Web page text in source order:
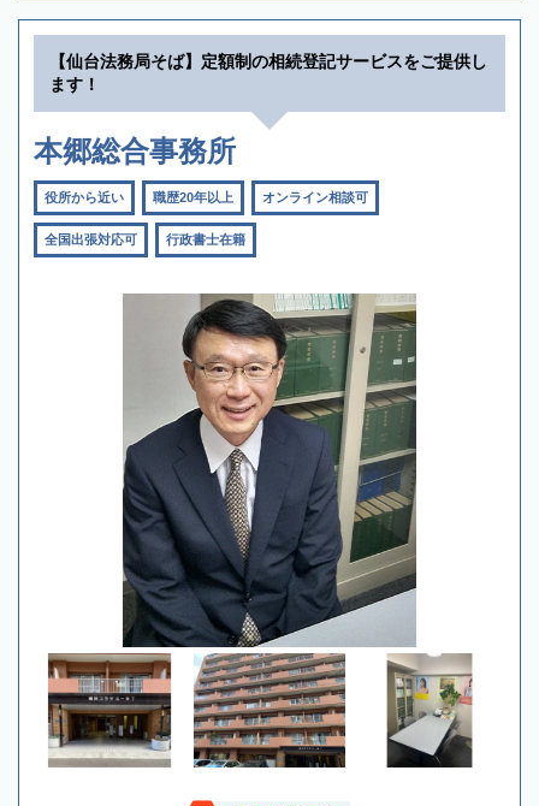
【仙台法務局そば】定額制の相続登記サービスをご提供し
ます！
本郷総合事務所
役所から近い 職歴20年以上 オンライン相談可
全国出張対応可 行政書士在籍